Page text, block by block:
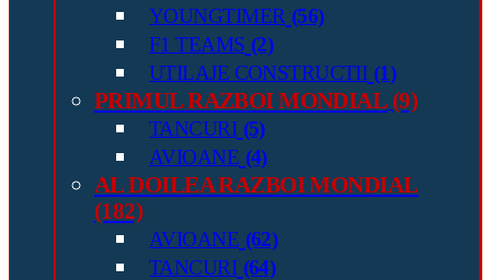
YOUNGTIMER (56)
F1 TEAMS (2)
UTILAJE CONSTRUCTII (1)
PRIMUL RAZBOI MONDIAL (9)
TANCURI (5)
AVIOANE (4)
AL DOILEA RAZBOI MONDIAL
(182)
AVIOANE (62)
TANCURI (64)